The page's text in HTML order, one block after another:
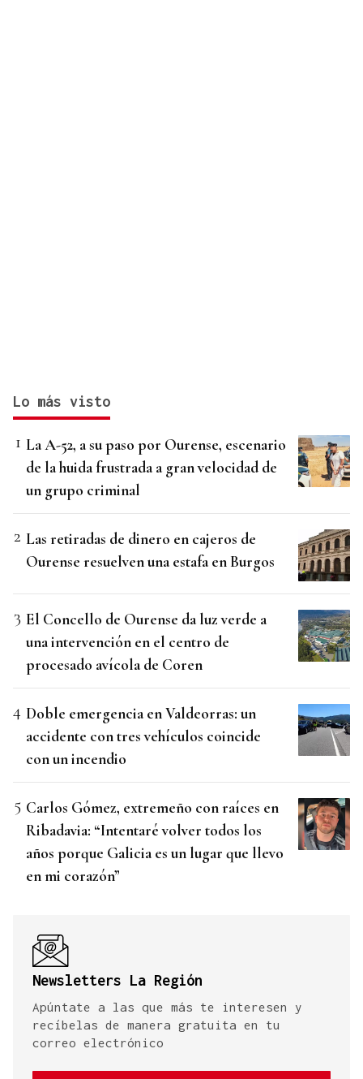
Lo más visto
La A-52, a su paso por Ourense, escenario
de la huida frustrada a gran velocidad de
un grupo criminal
Las retiradas de dinero en cajeros de
Ourense resuelven una estafa en Burgos
El Concello de Ourense da luz verde a
una intervención en el centro de
procesado avícola de Coren
Doble emergencia en Valdeorras: un
accidente con tres vehículos coincide
con un incendio
Carlos Gómez, extremeño con raíces en
Ribadavia: “Intentaré volver todos los
años porque Galicia es un lugar que llevo
en mi corazón”
Newsletters La Región
Apúntate a las que más te interesen y
recíbelas de manera gratuita en tu
correo electrónico